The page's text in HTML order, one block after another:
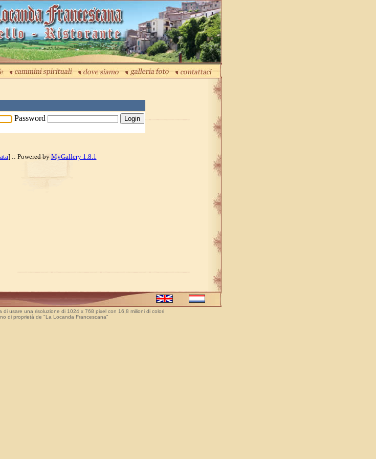
Password
] :: Powered by MyGallery 1.8.1
di usare una risoluzione di 1024 x 768 pixel con 16,8 milioni di colori
di proprietà de "La Locanda Francescana"